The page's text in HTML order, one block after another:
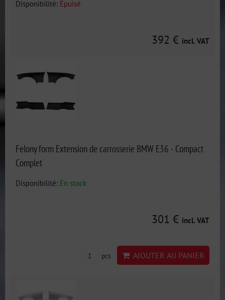
Disponibilité: Épuisé
392 € incl. VAT
Felony form Extension de carrosserie BMW E36 - Compact
Complet
Disponibilité: En stock
301 € incl. VAT
pcs AJOUTER AU PANIER